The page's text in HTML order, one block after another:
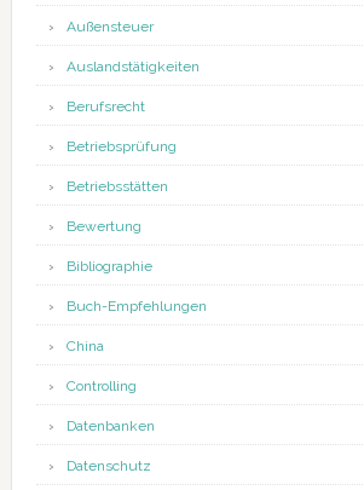
Außensteuer
Auslandstätigkeiten
Berufsrecht
Betriebsprüfung
Betriebsstätten
Bewertung
Bibliographie
Buch-Empfehlungen
China
Controlling
Datenbanken
Datenschutz